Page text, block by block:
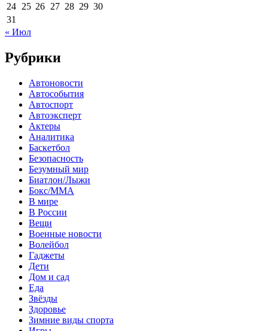
24 25 26 27 28 29 30
31
« Июл
Рубрики
Автоновости
Автособытия
Автоспорт
Автоэксперт
Актеры
Аналитика
Баскетбол
Безопасность
Безумный мир
Биатлон/Лыжи
Бокс/MMA
В мире
В России
Вещи
Военные новости
Волейбол
Гаджеты
Дети
Дом и сад
Еда
Звёзды
Здоровье
Зимние виды спорта